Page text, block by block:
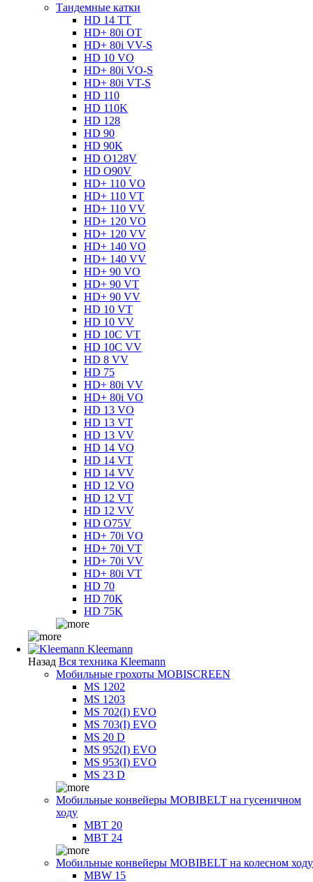
Тандемные катки
HD 14 TT
HD+ 80i OT
HD+ 80i VV-S
HD 10 VO
HD+ 80i VO-S
HD+ 80i VT-S
HD 110
HD 110K
HD 128
HD 90
HD 90K
HD O128V
HD O90V
HD+ 110 VO
HD+ 110 VT
HD+ 110 VV
HD+ 120 VO
HD+ 120 VV
HD+ 140 VO
HD+ 140 VV
HD+ 90 VO
HD+ 90 VT
HD+ 90 VV
HD 10 VT
HD 10 VV
HD 10C VT
HD 10C VV
HD 8 VV
HD 75
HD+ 80i VV
HD+ 80i VO
HD 13 VO
HD 13 VT
HD 13 VV
HD 14 VO
HD 14 VT
HD 14 VV
HD 12 VO
HD 12 VT
HD 12 VV
HD O75V
HD+ 70i VO
HD+ 70i VT
HD+ 70i VV
HD+ 80i VT
HD 70
HD 70K
HD 75K
Kleemann
Назад Вся техника Kleemann
Мобильные грохоты MOBISCREEN
MS 1202
MS 1203
MS 702(I) EVO
MS 703(I) EVO
MS 20 D
MS 952(I) EVO
MS 953(I) EVO
MS 23 D
Мобильные конвейеры MOBIBELT на гусеничном
ходу
MBT 20
MBT 24
Мобильные конвейеры MOBIBELT на колесном ходу
MBW 15